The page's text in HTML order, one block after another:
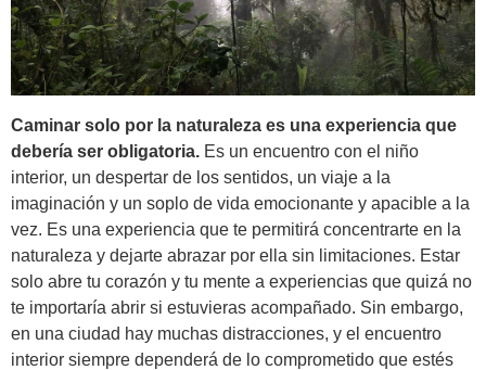
Caminar solo por la naturaleza es una experiencia que
debería ser obligatoria. Es un encuentro con el niño
interior, un despertar de los sentidos, un viaje a la
imaginación y un soplo de vida emocionante y apacible a la
vez. Es una experiencia que te permitirá concentrarte en la
naturaleza y dejarte abrazar por ella sin limitaciones. Estar
solo abre tu corazón y tu mente a experiencias que quizá no
te importaría abrir si estuvieras acompañado. Sin embargo,
en una ciudad hay muchas distracciones, y el encuentro
interior siempre dependerá de lo comprometido que estés